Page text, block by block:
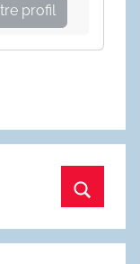
profil